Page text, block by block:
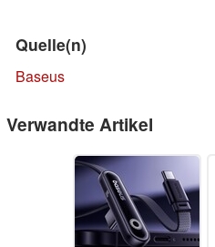
Quelle(n)
Baseus
Verwandte Artikel